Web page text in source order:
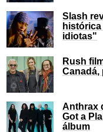
Slash
idiotas"
Rush
Canadá,
Anthrax
Got a
álbum